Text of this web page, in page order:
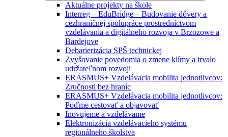
Aktuálne projekty na škole
Interreg – EduBridge – Budovanie dôvery a
cezhraničnej spolupráce prostredníctvom
vzdelávania a digitálneho rozvoja v Brzozowe a
Bardejove
Debarierizácia SPŠ technickej
Zvyšovanie povedomia o zmene klímy a trvalo
udržateľnom rozvoji
ERASMUS+ Vzdelávacia mobilita jednotlivcov:
Zručnosti bez hraníc
ERASMUS+ Vzdelávacia mobilita jednotlivcov:
Poďme cestovať a objavovať
Inovujeme a vzdelávame
Elektronizácia vzdelávacieho systému
regionálneho školstva